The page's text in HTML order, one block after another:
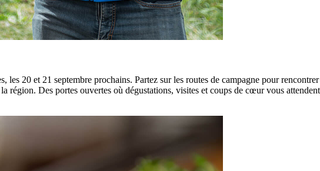
les 20 et 21 septembre prochains. Partez sur les routes de campagne pour
région. Des portes ouvertes où dégustations, visites et coups de cœur vous